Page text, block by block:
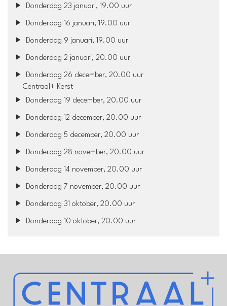
Donderdag 23 januari, 19.00 uur
Donderdag 16 januari, 19.00 uur
Donderdag 9 januari, 19.00 uur
Donderdag 2 januari, 20.00 uur
Donderdag 26 december, 20.00 uur
Centraal+ Kerst
Donderdag 19 december, 20.00 uur
Donderdag 12 december, 20.00 uur
Donderdag 5 december, 20.00 uur
Donderdag 28 november, 20.00 uur
Donderdag 14 november, 20.00 uur
Donderdag 7 november, 20.00 uur
Donderdag 31 oktober, 20.00 uur
Donderdag 10 oktober, 20.00 uur